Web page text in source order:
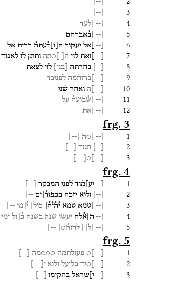
--
3
--
4
[-- ]לעד
5
[-- ]ב֯אברהם
6
[-- ]אל יעקוב ה ו ד֯עתה֯ בבית אל
7
[-- ]ואת לוי ה ○תה ותתן לו לאגוד
8
-- בחרתה בני לוי לצאת
9
[-- ]ב֯רוח֯מה לפניכה
10
[-- ]ה ואחר ש֯ני
11
[-- ]ש֯בועה֯ על
12
[-- ]את
frg. 3
1
[-- ]○ה --
2
-- חנוך --
3
[--
]○[
--]
frg. 4
1
[-- יע]מ֯וד ל֯פני המבקר --
2
-- ולוא יזכה בכפור֯[ים --]
3
[-- ]טמא טמא י֯ה֯י֯ה֯[ כול] י֯[מי --]
4
[-- ה]א֯לה יעשו שנה בשנה כ֯[ול ימי
5
[-- ]ל[] לרוח֯○[ --]
frg. 5
1
[--
]○ פעולתמה ○○○מה --
2
[-- ]○יד בליעל ולוא י[ --]
3
[-- י]שראל בהקימו --